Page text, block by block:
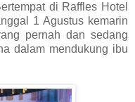
di Raffles Hotel
1 Agustus kemarin
pernah dan sedang
dalam mendukung ibu